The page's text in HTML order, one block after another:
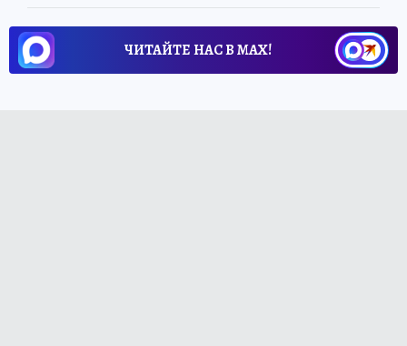
ЧИТАЙТЕ НАС В МАХ!